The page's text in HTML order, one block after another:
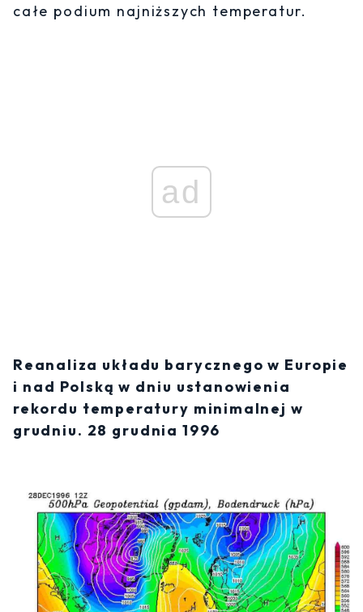
całe podium najniższych temperatur.
ad
Reanaliza układu barycznego w Europie
i nad Polską w dniu ustanowienia
rekordu temperatury minimalnej w
grudniu. 28 grudnia 1996